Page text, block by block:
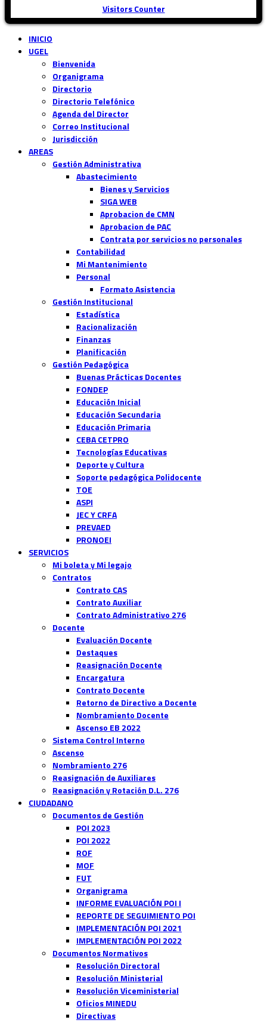
Visitors Counter
INICIO
UGEL
Bienvenida
Organigrama
Directorio
Directorio Telefónico
Agenda del Director
Correo Institucional
Jurisdicción
AREAS
Gestión Administrativa
Abastecimiento
Bienes y Servicios
SIGA WEB
Aprobacion de CMN
Aprobacion de PAC
Contrata por servicios no personales
Contabilidad
Mi Mantenimiento
Personal
Formato Asistencia
Gestión Institucional
Estadística
Racionalización
Finanzas
Planificación
Gestión Pedagógica
Buenas Prácticas Docentes
FONDEP
Educación Inicial
Educación Secundaria
Educación Primaria
CEBA CETPRO
Tecnologías Educativas
Deporte y Cultura
Soporte pedagógica Polidocente
TOE
ASPI
JEC Y CRFA
PREVAED
PRONOEI
SERVICIOS
Mi boleta y Mi legajo
Contratos
Contrato CAS
Contrato Auxiliar
Contrato Administrativo 276
Docente
Evaluación Docente
Destaques
Reasignación Docente
Encargatura
Contrato Docente
Retorno de Directivo a Docente
Nombramiento Docente
Ascenso EB 2022
Sistema Control Interno
Ascenso
Nombramiento 276
Reasignación de Auxiliares
Reasignación y Rotación D.L. 276
CIUDADANO
Documentos de Gestión
POI 2023
POI 2022
ROF
MOF
FUT
Organigrama
INFORME EVALUACIÓN POI I
REPORTE DE SEGUIMIENTO POI
IMPLEMENTACIÓN POI 2021
IMPLEMENTACIÓN POI 2022
Documentos Normativos
Resolución Directoral
Resolución Ministerial
Resolución Viceministerial
Oficios MINEDU
Directivas